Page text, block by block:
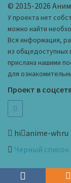
© 2015-2026
У проекта нет
можно найти
Вся информация,
из общедоступных
прислана нашими
для
Проект в
hi anime-whru
Черный список